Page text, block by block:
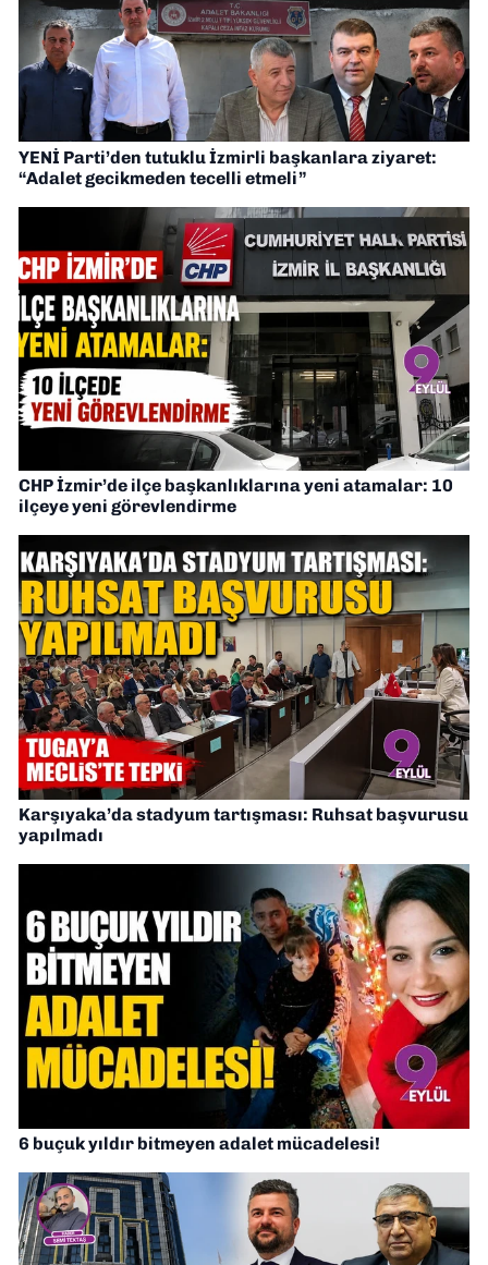
YENİ Parti’den tutuklu İzmirli başkanlara ziyaret:
“Adalet gecikmeden tecelli etmeli”
CHP İzmir’de ilçe başkanlıklarına yeni atamalar: 10
ilçeye yeni görevlendirme
Karşıyaka’da stadyum tartışması: Ruhsat başvurusu
yapılmadı
6 buçuk yıldır bitmeyen adalet mücadelesi!